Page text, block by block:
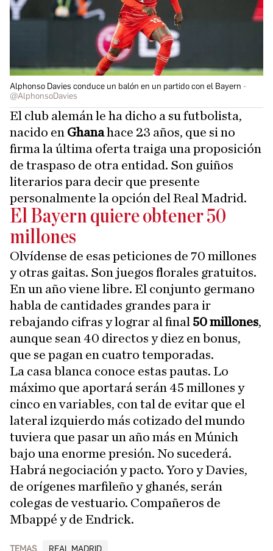
Alphonso Davies conduce un balón en un partido con el Bayern
@AlphonsoDavies
El club alemán le ha dicho a su futbolista,
nacido en Ghanahace 23 años, que si no
firma la última oferta traiga una proposición
de traspaso de otra entidad. Son guiños
literarios para decir que presente
personalmente la opción del Real Madrid.
El Bayern quiere obtener 50
millones
Olvídense de esas peticiones de 70 millones
y otras gaitas. Son juegos florales gratuitos.
En un año viene libre. El conjunto germano
habla de cantidades grandes para ir
rebajando cifras y lograr al final 50 millones,
aunque sean 40 directos y diez en bonus,
que se pagan en cuatro temporadas.
La casa blanca conoce estas pautas. Lo
máximo que aportará serán 45 millones y
cinco en variables, con tal de evitar que el
lateral izquierdo más cotizado del mundo
tuviera que pasar un año más en Múnich
bajo una enorme presión. No sucederá.
Habrá negociación y pacto. Yoro y Davies,
de orígenes marfileño y ghanés, serán
colegas de vestuario. Compañeros de
Mbappé y de Endrick.
TEMAS REAL MADRID